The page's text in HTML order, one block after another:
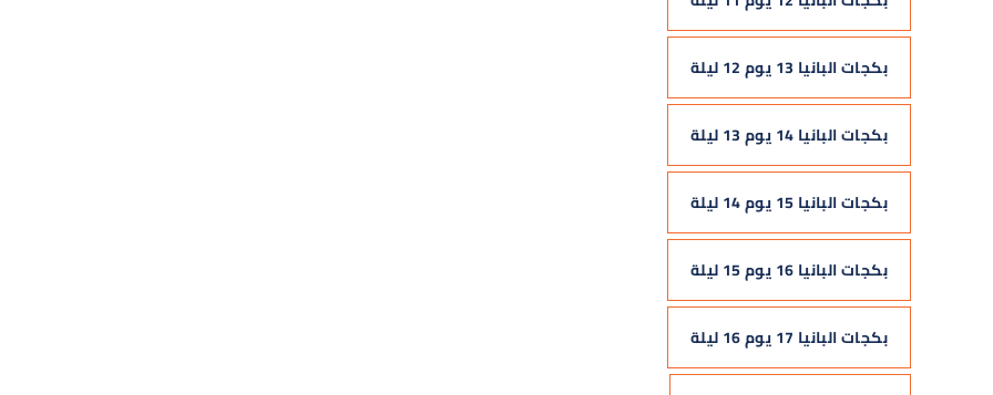
بكجات البانيا 13 يوم 12 ليلة
بكجات البانيا 14 يوم 13 ليلة
بكجات البانيا 15 يوم 14 ليلة
بكجات البانيا 16 يوم 15 ليلة
بكجات البانيا 17 يوم 16 ليلة